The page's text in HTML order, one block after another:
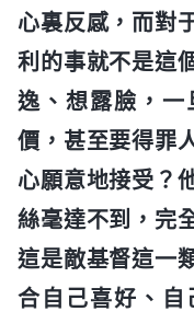
心裏反感，而對
利的事就不是這
逸、想露臉，一
價，甚至要得罪
心願意地接受？
絲毫達不到，完
這是敵基督這一
合自己喜好、自